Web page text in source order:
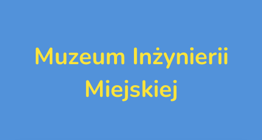
Muzeum Inżynierii
Miejskiej